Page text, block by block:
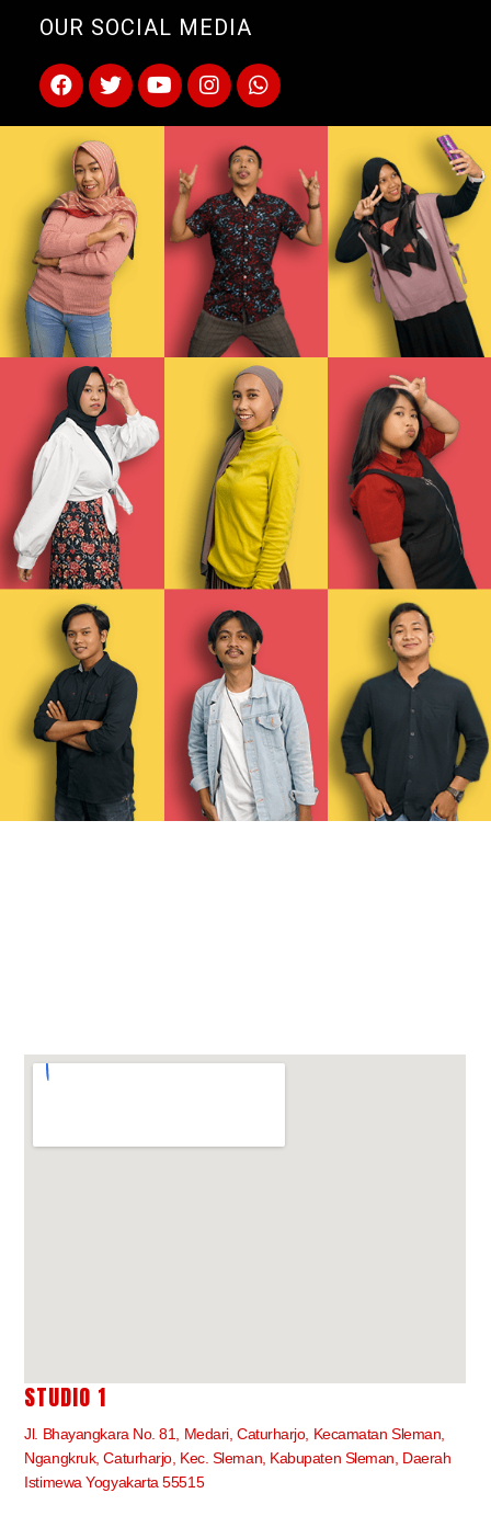
OUR SOCIAL MEDIA
STUDIO 1
Jl. Bhayangkara No. 81, Medari, Caturharjo, Kecamatan Sleman,
Ngangkruk, Caturharjo, Kec. Sleman, Kabupaten Sleman, Daerah
Istimewa Yogyakarta 55515